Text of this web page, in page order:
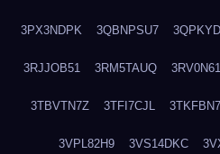
3PX3NDPK 3QBNPSU7
3RJJOB51 3RM5TAUQ
3TBVTN7Z 3TFI7CJL
3VPL82H9 3VS14DKC